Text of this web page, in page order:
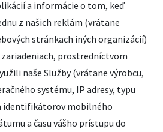
a informácie o tom, keď
z našich reklám (vrátane
stránkach iných organizácií)
prostredníctvom
naše Služby (vrátane výrobcu,
systému, IP adresy, typu
identifikátorov mobilného
a času vášho prístupu do